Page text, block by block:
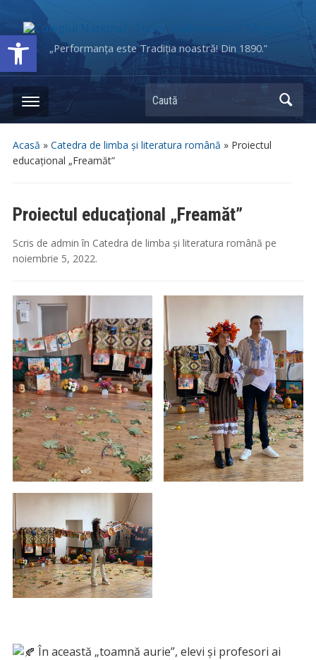
Deschide bara de unelte„Performanța este Tradiția noastră! Din 1890.”
Caută
Acasă » Catedra de limba și literatura română » Proiectul
educațional „Freamăt”
Proiectul educațional „Freamăt”
Scris de admin în Catedra de limba și literatura română pe
noiembrie 5, 2022.
În această „toamnă aurie”, elevi și profesori ai